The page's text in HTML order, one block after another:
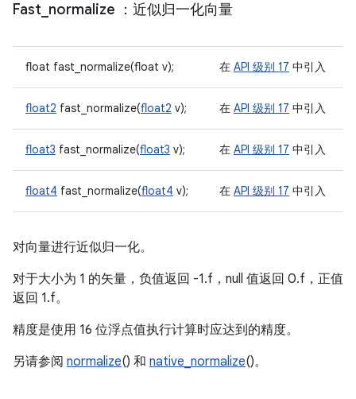
Fast normalize ：近似归一化向量
float fast_normalize(float v); 在 API 级别 17 中引入
float2 fast_normalize(float2 v); 在 API 级别 17 中引入
float3 fast_normalize(float3 v); 在 API 级别 17 中引入
float4 fast_normalize(float4 v); 在 API 级别 17 中引入
对向量进行近似归一化。
对于大小为 1 的矢量，负值返回 -1.f，null 值返回 0.f，正值
返回 1.f。
精度是使用 16 位浮点值执行计算时应达到的精度。
另请参阅 normalize() 和 native_normalize()。